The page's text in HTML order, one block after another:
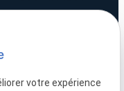
à 19h00
vous
votre expérience